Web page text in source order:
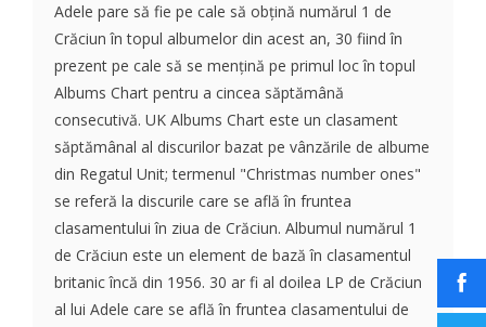
Adele pare să fie pe cale să obțină numărul 1 de
Crăciun în topul albumelor din acest an, 30 fiind în
prezent pe cale să se mențină pe primul loc în topul
Albums Chart pentru a cincea săptămână
consecutivă. UK Albums Chart este un clasament
săptămânal al discurilor bazat pe vânzările de albume
din Regatul Unit; termenul "Christmas number ones"
se referă la discurile care se află în fruntea
clasamentului în ziua de Crăciun. Albumul numărul 1
de Crăciun este un element de bază în clasamentul
britanic încă din 1956. 30 ar fi al doilea LP de Crăciun
al lui Adele care se află în fruntea clasamentului de